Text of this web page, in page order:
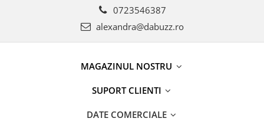
0723546387
alexandra@dabuzz.ro
MAGAZINUL NOSTRU
SUPORT CLIENTI
DATE COMERCIALE